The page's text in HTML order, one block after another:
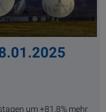
um +81.8% mehr